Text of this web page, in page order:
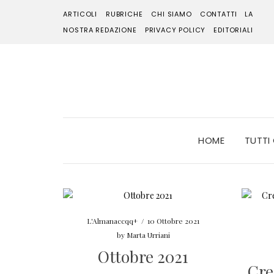
ARTICOLI RUBRICHE CHI SIAMO CONTATTI
LA
NOSTRA REDAZIONE
PRIVACY POLICY EDITORIALI
HOME TUTTI
L'Almanaccqq+ / 10 Ottobre 2021
by Marta Urriani
Ottobre 2021